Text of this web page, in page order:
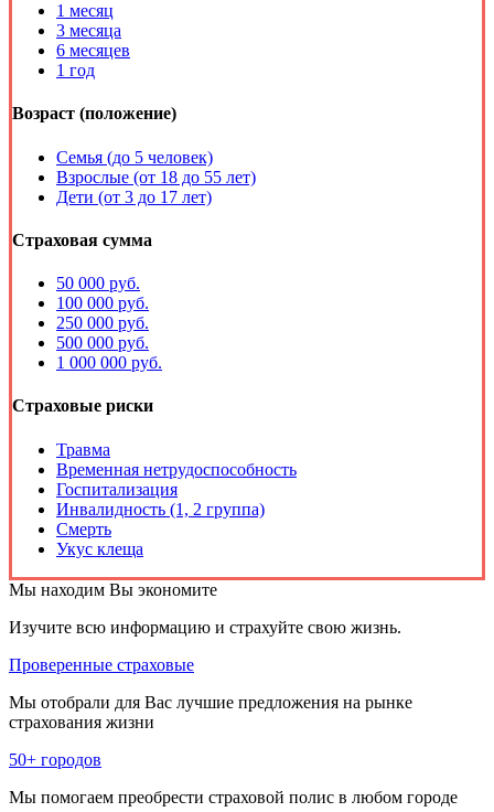
1 месяц
3 месяца
6 месяцев
1 год
Возраст (положение)
Семья (до 5 человек)
Взрослые (от 18 до 55 лет)
Дети (от 3 до 17 лет)
Страховая сумма
50 000 руб.
100 000 руб.
250 000 руб.
500 000 руб.
1 000 000 руб.
Страховые риски
Травма
Временная нетрудоспособность
Госпитализация
Инвалидность (1, 2 группа)
Смерть
Укус клеща
Мы находим Вы экономите
Изучите всю информацию и страхуйте свою жизнь.
Проверенные страховые
Мы отобрали для Вас лучшие предложения на рынке
страхования жизни
50+ городов
Мы помогаем преобрести страховой полис в любом городе